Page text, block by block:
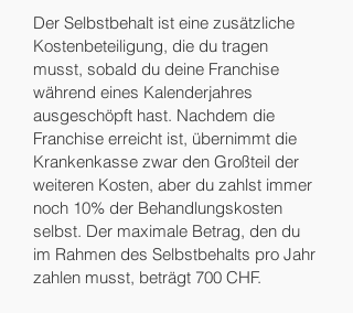
Der Selbstbehalt ist eine zusätzliche
Kostenbeteiligung, die du tragen
musst, sobald du deine Franchise
während eines Kalenderjahres
ausgeschöpft hast. Nachdem die
Franchise erreicht ist, übernimmt die
Krankenkasse zwar den Großteil der
weiteren Kosten, aber du zahlst immer
noch 10% der Behandlungskosten
selbst. Der maximale Betrag, den du
im Rahmen des Selbstbehalts pro Jahr
zahlen musst, beträgt 700 CHF.